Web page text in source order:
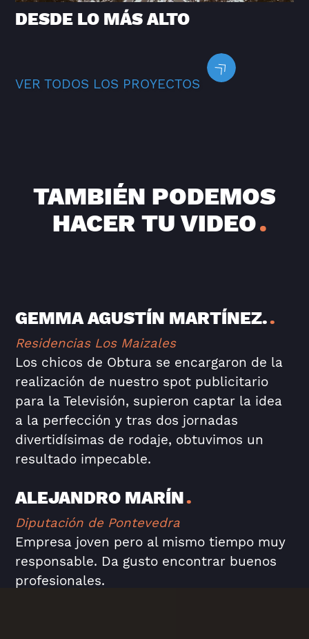
DESDE LO MÁS ALTO
VER TODOS LOS PROYECTOS
TAMBIÉN PODEMOS
HACER TU VIDEO
GEMMA AGUSTÍN MARTÍNEZ.
Residencias Los Maizales
Los chicos de Obtura se encargaron de la
realización de nuestro spot publicitario
para la Televisión, supieron captar la idea
a la perfección y tras dos jornadas
divertidísimas de rodaje, obtuvimos un
resultado impecable.
ALEJANDRO MARÍN
Diputación de Pontevedra
Empresa joven pero al mismo tiempo muy
responsable. Da gusto encontrar buenos
profesionales.